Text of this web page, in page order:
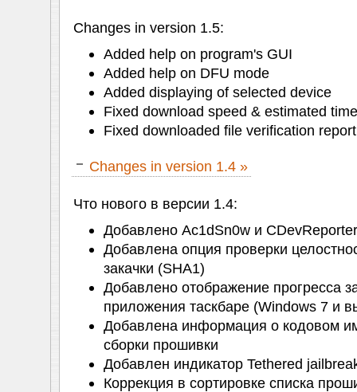
Changes in version 1.5:
Added help on program's GUI
Added help on DFU mode
Added displaying of selected device
Fixed download speed & estimated
Fixed downloaded file verification report
Changes in version 1.4 »
Что нового в версии 1.4:
Добавлено Ac1dSn0w и
Добавлена опция проверки
закачки (SHA1)
Добавлено отображение прогресса
приложения таскбаре (Windows 7 и
Добавлена информация о кодовом
сборки прошивки
Добавлен индикатор Tethered
Коррекция в сортировке списка